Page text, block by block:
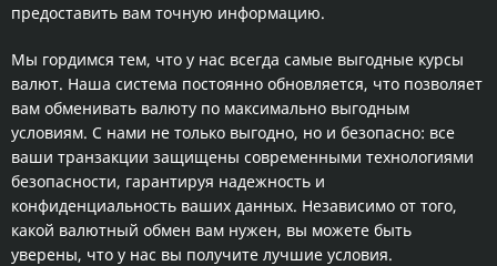
предоставить вам точную информацию.
Мы гордимся тем, что у нас всегда самые выгодные курсы
валют. Наша система постоянно обновляется, что позволяет
вам обменивать валюту по максимально выгодным
условиям. С нами не только выгодно, но и безопасно: все
ваши транзакции защищены современными технологиями
безопасности, гарантируя надежность и
конфиденциальность ваших данных. Независимо от того,
какой валютный обмен вам нужен, вы можете быть
уверены, что у нас вы получите лучшие условия.